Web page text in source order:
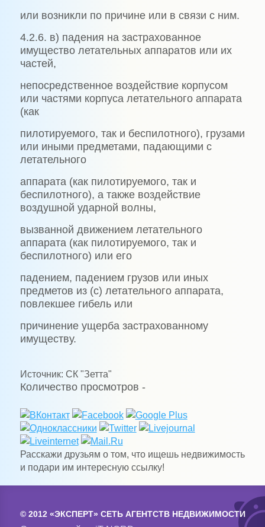
или возникли по причине или в связи с ним.
4.2.6. в) падения на застрахованное
имущество летательных аппаратов или их
частей,
непосредственное воздействие корпусом
или частями корпуса летательного аппарата
(как
пилотируемого, так и беспилотного), грузами
или иными предметами, падающими с
летательного
аппарата (как пилотируемого, так и
беспилотного), а также воздействие
воздушной ударной волны,
вызванной движением летательного
аппарата (как пилотируемого, так и
беспилотного) или его
падением, падением грузов или иных
предметов из (с) летательного аппарата,
повлекшее гибель или
причинение ущерба застрахованному
имуществу.
Источник: СК "Зетта"
Количество просмотров -
Расскажи друзьям о том, что ищешь недвижимость
и подари им интересную ссылку!
© 2012 «ЭКСПЕРТ» СЕТЬ АГЕНТСТВ НЕДВИЖИМОСТИ